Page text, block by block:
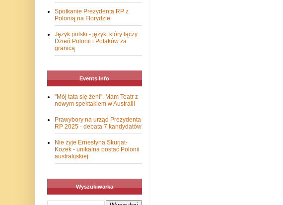
Spotkanie Prezydenta RP z
Polonią na Florydzie
Język polski - język, który łączy.
Dzień Polonii i Polaków za
granicą
Events Info
"Mój tata się żeni". Mam Teatr z
nowym spektaklem w Australii
Prawybory na urząd Prezydenta
RP 2025 - debata 7 kandydatów
Nie żyje Ernestyna Skurjat-
Kozek - unikalna postać Polonii
australijskiej
Wyszukiwarka